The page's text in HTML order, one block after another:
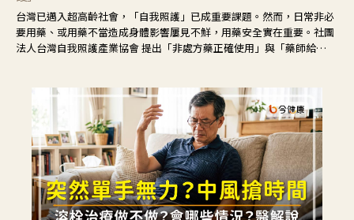
台灣已邁入超高齡社會，「自我照護」已成重要課題。然而，日常非必
要用藥、或用藥不當造成身體影響屢見不鮮，用藥安全實在重要。社團
法人台灣自我照護產業協會 提出「非處方藥正確使用」與「藥師給